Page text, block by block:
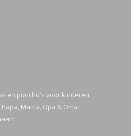
en poncho's voor kinderen
Mama, Opa & Oma.